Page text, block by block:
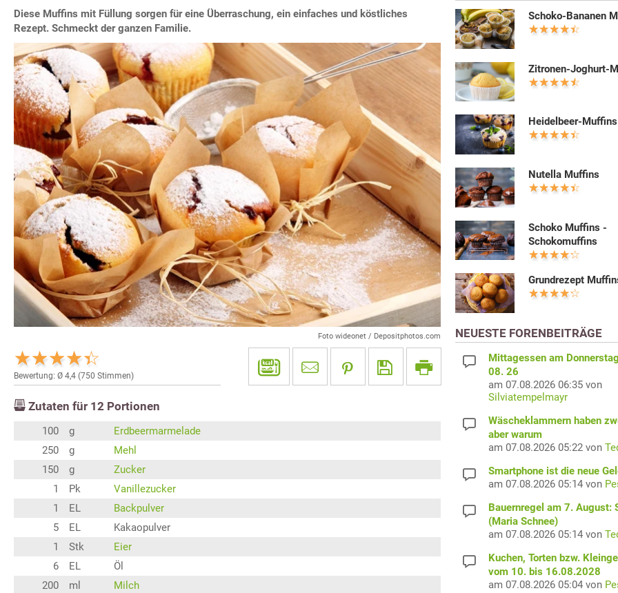
Diese Muffins mit Füllung sorgen für eine Überraschung, ein einfaches und köstliches
Rezept. Schmeckt der ganzen Familie.
Foto wideonet / Depositphotos.com
Bewertung: Ø 4,4 (750 Stimmen)
Zutaten für 12 Portionen
100 g
Erdbeermarmelade
250
g
Mehl
150
g
Zucker
1
Pk
Vanillezucker
1
EL
Backpulver
5
EL
Kakaopulver
1
Stk
Eier
6
EL
Öl
200
ml Milch
Schoko-Bananen
Zitronen-Joghurt-
Heidelbeer-Muffins
Nutella Muffins
Schoko Muffins -
Schokomuffins
Grundrezept
NEUESTE FORENBEITRÄGE
Mittagessen am
08. 26
am 07.08.2026 06:35 von
Silviatempelmayr
Wäscheklammern haben
aber warum
am 07.08.2026 05:22 von
Smartphone ist die neue
am 07.08.2026 05:14 von
Bauernregel am 7. August:
(Maria Schnee)
am 07.08.2026 05:14 von
Kuchen, Torten bzw.
vom 10. bis 16.08.2028
am 07.08.2026 05:04 von